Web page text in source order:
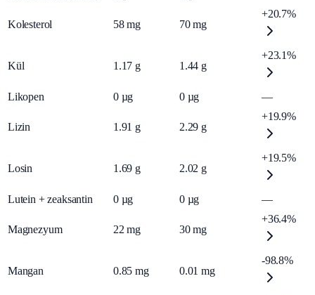
Kolesterol 58 mg 70 mg
+20.7%
Kül 1.17 g 1.44 g
+23.1%
Likopen 0 µg 0 µg —
Lizin 1.91 g 2.29 g
+19.9%
Losin 1.69 g 2.02 g
+19.5%
Lutein + zeaksantin 0 µg 0 µg —
Magnezyum 22 mg 30 mg
+36.4%
Mangan 0.85 mg 0.01 mg
-98.8%